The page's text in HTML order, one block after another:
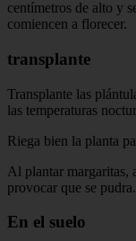
centímetros de alto y
comiencen a florecer.
transplante
Transplante las
las temperaturas
Riega bien la planta
Al plantar margaritas,
provocar que se
En el suelo